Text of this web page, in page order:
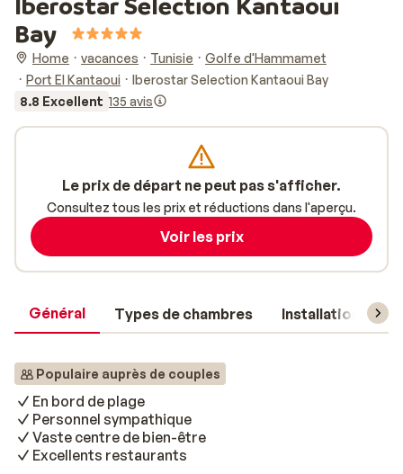
Bay
Home vacances Tunisie
Golfe d'Hammamet
Port El Kantaoui
Iberostar Selection Kantaoui Bay
8.8 Excellent 135 avis
Général Types de chambres Installations
Populaire auprès de couples
En bord de plage
Personnel sympathique
Vaste centre de bien-être
Excellents restaurants
Le prix de départ ne peut pas s'afficher.
Consultez tous les prix et réductions dans l'aperçu.
Voir les prix